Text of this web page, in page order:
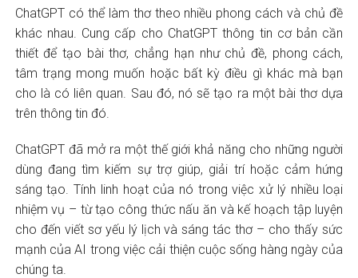
ChatGPT có thể làm thơ theo nhiều phong cách và chủ đề
khác nhau. Cung cấp cho ChatGPT thông tin cơ bản cần
thiết để tạo bài thơ, chẳng hạn như chủ đề, phong cách,
tâm trạng mong muốn hoặc bất kỳ điều gì khác mà bạn
cho là có liên quan. Sau đó, nó sẽ tạo ra một bài thơ dựa
trên thông tin đó.
ChatGPT đã mở ra một thế giới khả năng cho những người
dùng đang tìm kiếm sự trợ giúp, giải trí hoặc cảm hứng
sáng tạo. Tính linh hoạt của nó trong việc xử lý nhiều loại
nhiệm vụ – từ tạo công thức nấu ăn và kế hoạch tập luyện
cho đến viết sơ yếu lý lịch và sáng tác thơ – cho thấy sức
mạnh của AI trong việc cải thiện cuộc sống hàng ngày của
chúng ta.